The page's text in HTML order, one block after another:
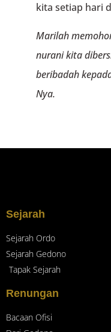
kita setiap hari
Marilah
nurani kita
beribadah
Nya.
Sejarah
Sejarah Ordo
Sejarah Gedono
Tapak Sejarah
Renungan
Bacaan Ofisi